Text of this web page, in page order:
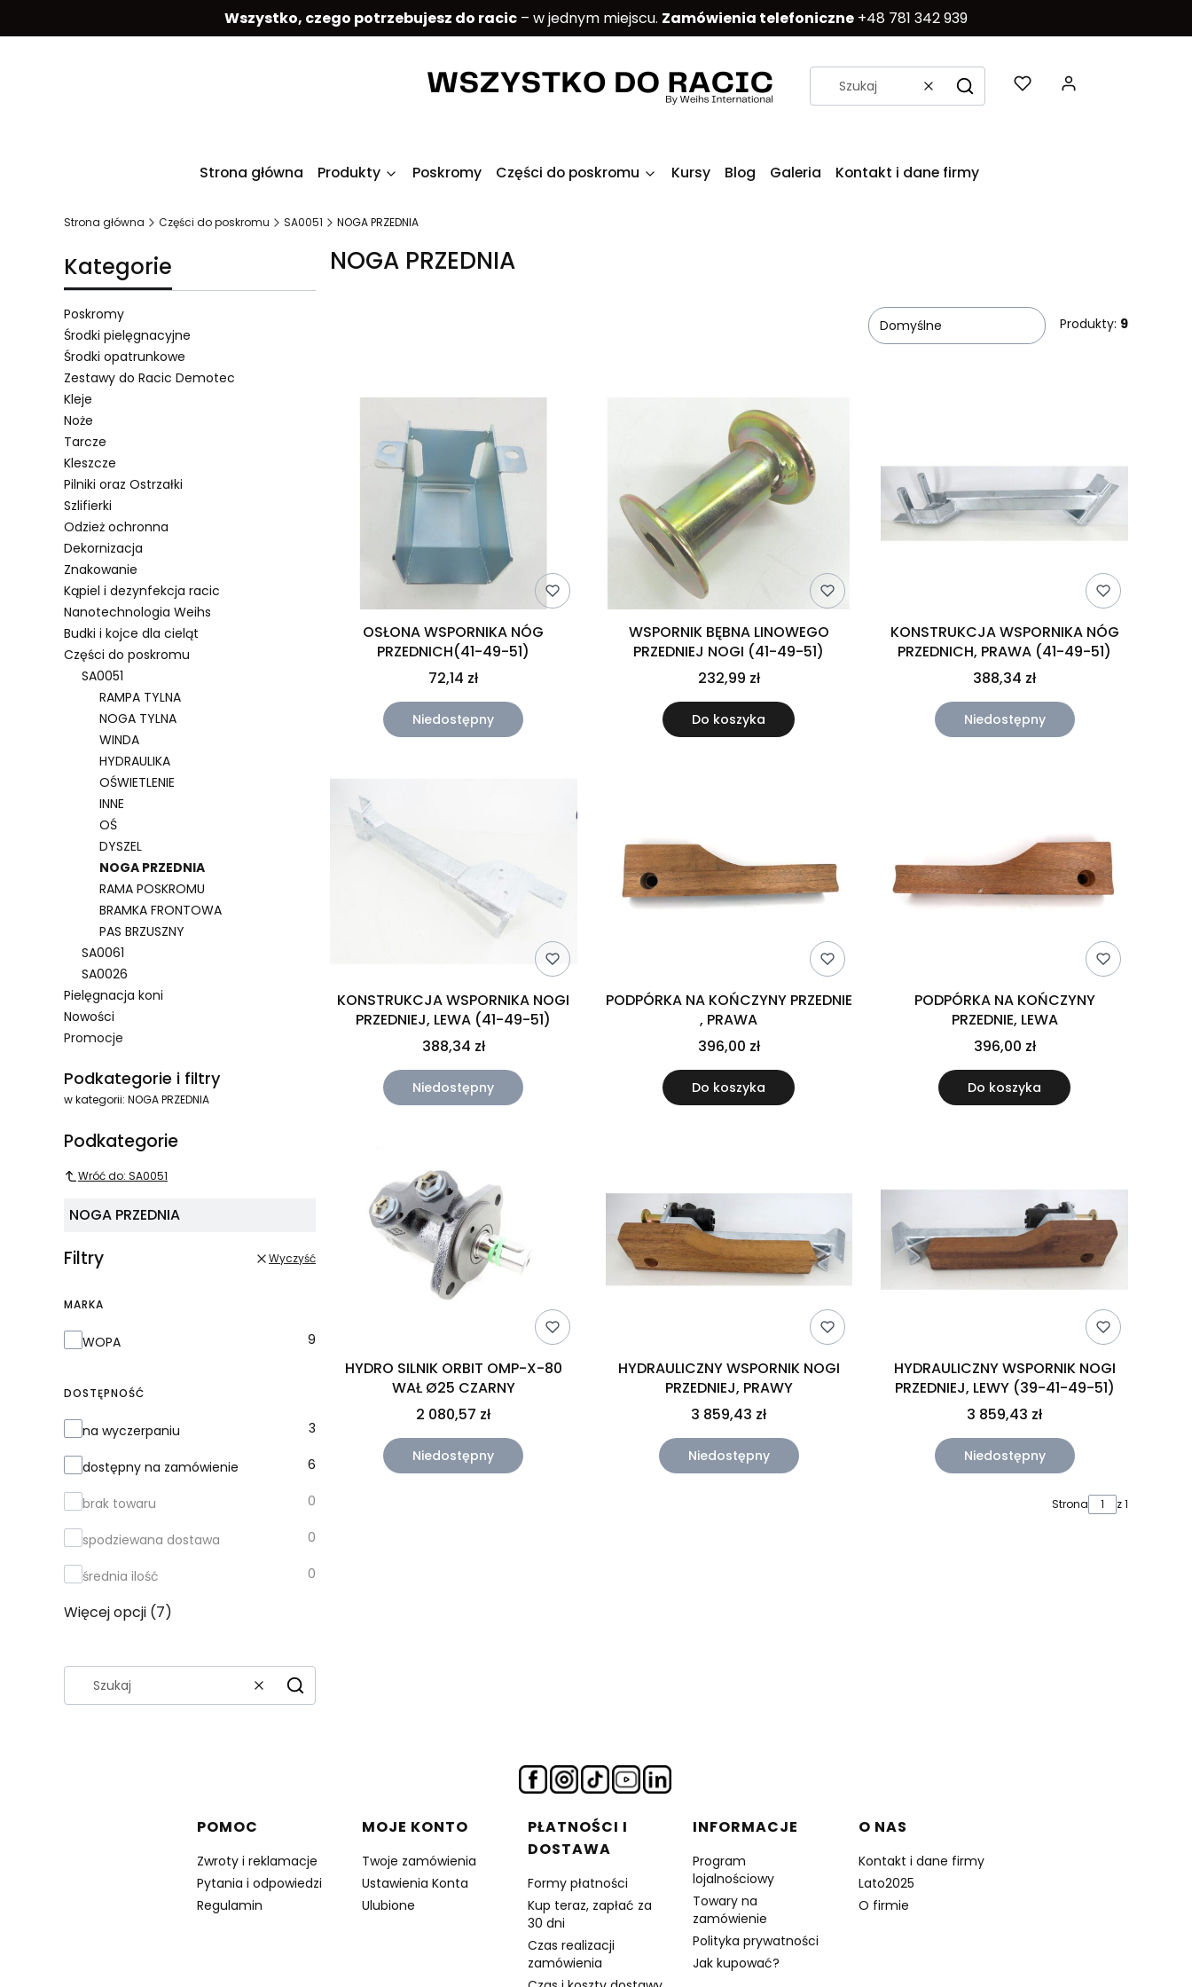
Wszystko, czego potrzebujesz do racic – w jednym miejscu. Zamówienia telefoniczne +48 781 342 939
WyczyśćSzukaj
Strona główna Produkty Poskromy Części do poskromu Kursy Blog Galeria Kontakt i dane firmy
Strona główna Części do poskromu SA0051 NOGA PRZEDNIA
Kategorie
Poskromy
Środki pielęgnacyjne
Środki opatrunkowe
Zestawy do Racic Demotec
Kleje
Noże
Tarcze
Kleszcze
Pilniki oraz Ostrzałki
Szlifierki
Odzież ochronna
Dekornizacja
Znakowanie
Kąpiel i dezynfekcja racic
Nanotechnologia Weihs
Budki i kojce dla cieląt
Części do poskromu
SA0051
RAMPA TYLNA
NOGA TYLNA
WINDA
HYDRAULIKA
OŚWIETLENIE
INNE
OŚ
DYSZEL
NOGA PRZEDNIA
RAMA POSKROMU
BRAMKA FRONTOWA
PAS BRZUSZNY
SA0061
SA0026
Pielęgnacja koni
Nowości
Promocje
Podkategorie i filtry
w kategorii: NOGA PRZEDNIA
Podkategorie
Wróć do: SA0051
NOGA PRZEDNIA
Filtry Wyczyść
MARKA
Marka
WOPA 9
DOSTĘPNOŚĆ
Dostępność
na wyczerpaniu 3
dostępny na zamówienie 6
brak towaru 0
spodziewana dostawa 0
średnia ilość 0
Więcej opcji (7)
WyczyśćSzukaj
NOGA PRZEDNIA
Domyślne Produkty: 9
OSŁONA WSPORNIKA NÓG
PRZEDNICH(41-49-51)
72,14 zł
Niedostępny
WSPORNIK BĘBNA LINOWEGO
PRZEDNIEJ NOGI (41-49-51)
232,99 zł
Do koszyka
KONSTRUKCJA WSPORNIKA NÓG
PRZEDNICH, PRAWA (41-49-51)
388,34 zł
Niedostępny
KONSTRUKCJA WSPORNIKA NOGI
PRZEDNIEJ, LEWA (41-49-51)
388,34 zł
Niedostępny
PODPÓRKA NA KOŃCZYNY PRZEDNIE
, PRAWA
396,00 zł
Do koszyka
PODPÓRKA NA KOŃCZYNY
PRZEDNIE, LEWA
396,00 zł
Do koszyka
HYDRO SILNIK ORBIT OMP-X-80
WAŁ Ø25 CZARNY
2 080,57 zł
Niedostępny
HYDRAULICZNY WSPORNIK NOGI
PRZEDNIEJ, PRAWY
3 859,43 zł
Niedostępny
HYDRAULICZNY WSPORNIK NOGI
PRZEDNIEJ, LEWY (39-41-49-51)
3 859,43 zł
Niedostępny
Strona z 1
Linki w stopce
POMOC
Zwroty i reklamacje
Pytania i odpowiedzi
Regulamin
MOJE KONTO
Twoje zamówienia
Ustawienia Konta
Ulubione
PŁATNOŚCI I
DOSTAWA
Formy płatności
Kup teraz, zapłać za
30 dni
Czas realizacji
zamówienia
INFORMACJE
Program
lojalnościowy
Towary na
zamówienie
Polityka prywatności
Jak kupować?
O NAS
Kontakt i dane firmy
Lato2025
O firmie